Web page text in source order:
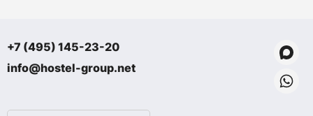
+7 (495) 145-23-20
info@hostel-group.net